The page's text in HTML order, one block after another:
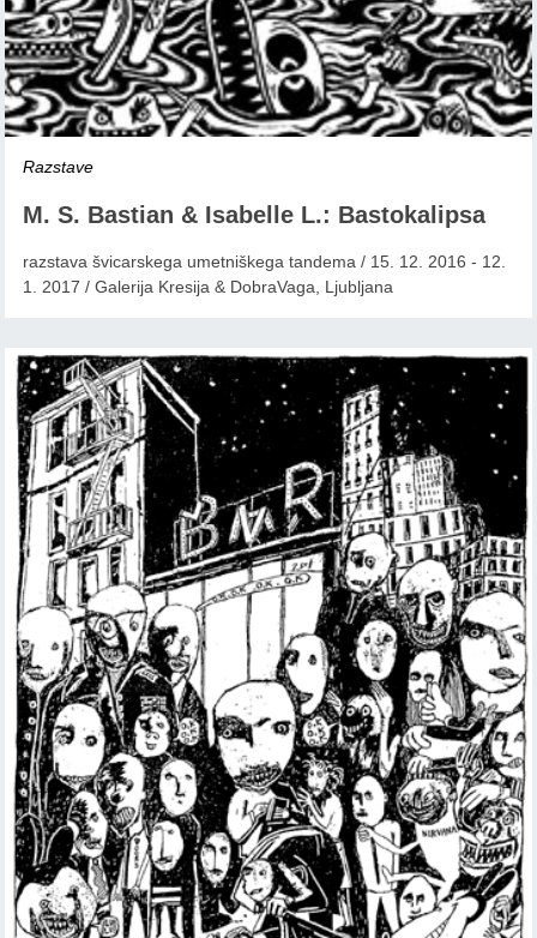
Razstave
M. S. Bastian & Isabelle L.: Bastokalipsa
razstava švicarskega umetniškega tandema / 15. 12. 2016 - 12.
1. 2017 / Galerija Kresija & DobraVaga, Ljubljana